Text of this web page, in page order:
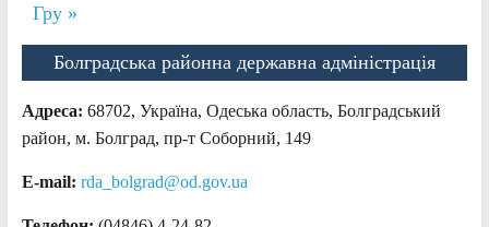
Гру »
Болградська районна державна адміністрація
Адреса: 68702, Україна, Одеська область, Болградський
район, м. Болград, пр-т Соборний, 149
E-mail: rda_bolgrad@od.gov.ua